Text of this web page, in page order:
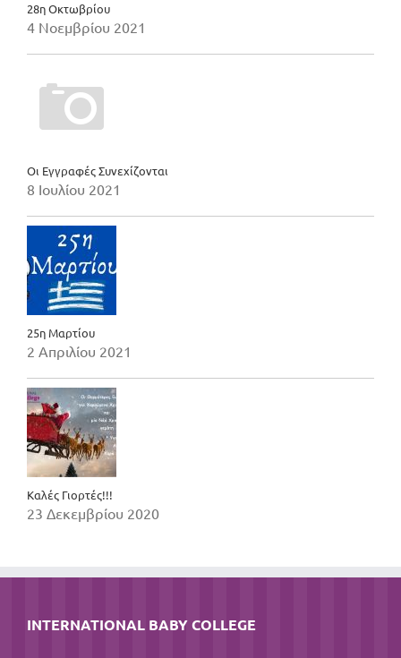
28η Οκτωβρίου
4 Νοεμβρίου 2021
Οι Εγγραφές Συνεχίζονται
8 Ιουλίου 2021
25η Μαρτίου
2 Απριλίου 2021
Καλές Γιορτές!!!
23 Δεκεμβρίου 2020
INTERNATIONAL BABY COLLEGE